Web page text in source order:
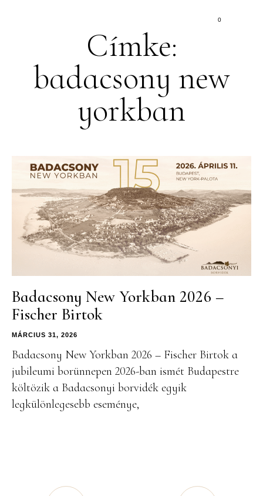
0
Címke:
badacsony new
yorkban
Badacsony New Yorkban 2026 –
Fischer Birtok
MÁRCIUS 31, 2026
Badacsony New Yorkban 2026 – Fischer Birtok a
jubileumi borünnepen 2026-ban ismét Budapestre
költözik a Badacsonyi borvidék egyik
legkülönlegesebb eseménye,